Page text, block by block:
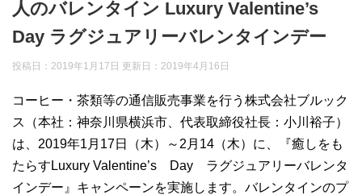
人のバレンタイン Luxury Valentine’s
Day ラグジュアリーバレンタインデー
投稿日：2019年1月17日 更新日： 2019年4月16日
コーヒー・茶類等の通信販売事業を行う株式会社ブルック
ス（本社：神奈川県横浜市、代表取締役社長：小川裕子）
は、2019年1月17日（木）～2月14（木）に、『癒しをも
たらすLuxury Valentine’s Day ラグジュアリーバレンタ
インデー』キャンペーンを実施します。バレンタインのプ